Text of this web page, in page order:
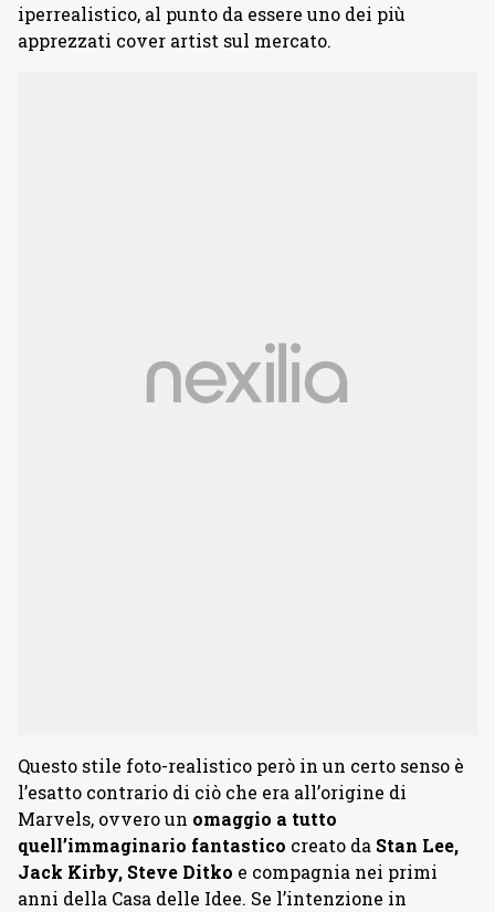
iperrealistico, al punto da essere uno dei più
apprezzati cover artist sul mercato.
Questo stile foto-realistico però in un certo senso è
l’esatto contrario di ciò che era all’origine di
Marvels, ovvero un omaggio a tutto
quell’immaginario fantastico creato da Stan Lee,
Jack Kirby, Steve Ditko e compagnia nei primi
anni della Casa delle Idee. Se l’intenzione in